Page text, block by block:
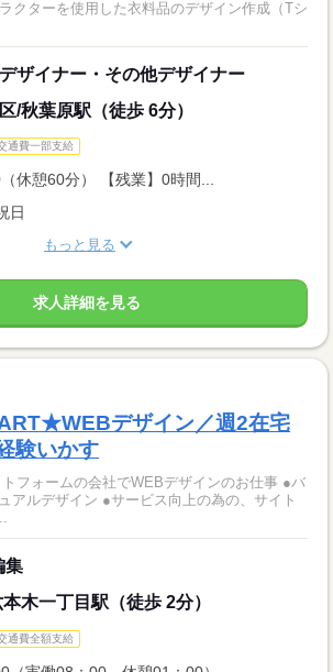
ザイナー・その他デザイナー
/秋葉原駅（徒歩 6分）
通費一部支給
休憩60分） 【残業】0時間...
日
もっと見る
求人詳細を見る
デザイン／週2在宅
験いかす
フォームの会社でWEBデザインのお仕事 ●バ
アルデザイン ●サービス向上の為の、サイト
集
木一丁目駅（徒歩 2分）
通費全額支給